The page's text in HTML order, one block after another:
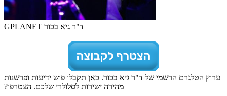
GPLANET ד"ר גיא בכור
ערוץ הטלגרם הרשמי של ד"ר גיא בכור. כאן תקבלו פוש ידיעות ופרשנות
מהירה ישירות לסלולרי שלכם. הצטרפו?